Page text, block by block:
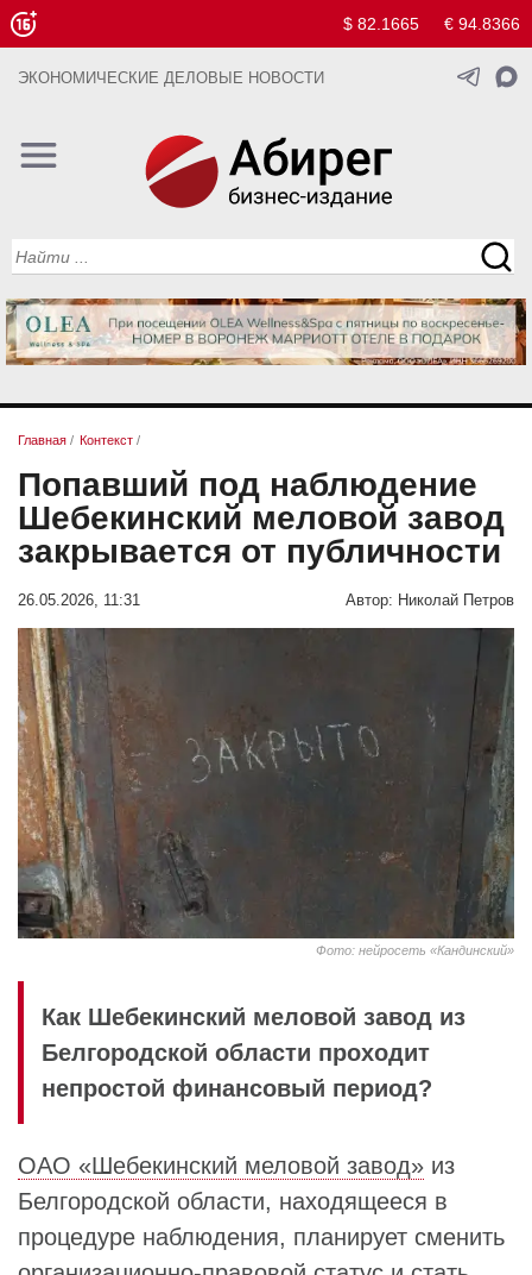
$ 82.1665 € 94.8366
ЭКОНОМИЧЕСКИЕ ДЕЛОВЫЕ НОВОСТИ
Главная / Контекст /
Попавший под наблюдение
Шебекинский меловой завод
закрывается от публичности
26.05.2026, 11:31 Автор: Николай Петров
Фото: нейросеть «Кандинский»
Как Шебекинский меловой завод из
Белгородской области проходит
непростой финансовый период?
ОАО «Шебекинский меловой завод» из
Белгородской области, находящееся в
процедуре наблюдения, планирует сменить